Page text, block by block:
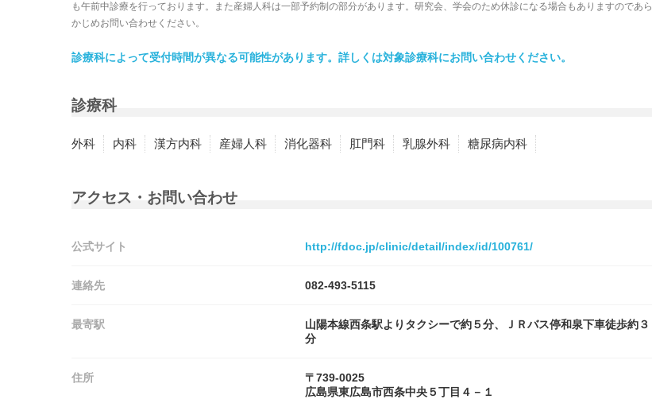
も午前中診療を行っております。また産婦人科は一部予約制の部分があります。研究会、学会のため休診になる場合もありますのであら
かじめお問い合わせください。
診療科によって受付時間が異なる可能性があります。詳しくは対象診療科にお問い合わせください。
診療科
外科 内科 漢方内科 産婦人科 消化器科 肛門科 乳腺外科 糖尿病内科
アクセス・お問い合わせ
公式サイト http://fdoc.jp/clinic/detail/index/id/100761/
連絡先 082-493-5115
最寄駅
山陽本線西条駅よりタクシーで約５分、ＪＲバス停和泉下車徒歩約３
分
住所
〒739-0025
広島県東広島市西条中央５丁目４－１